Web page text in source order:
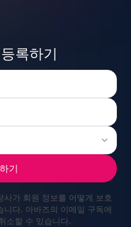
0
9
0
98
90
9
록하기
기
사가 회원 정보를 어떻게 보호
다. 아바즈의 이메일 구독에
소할 수 있습니다.